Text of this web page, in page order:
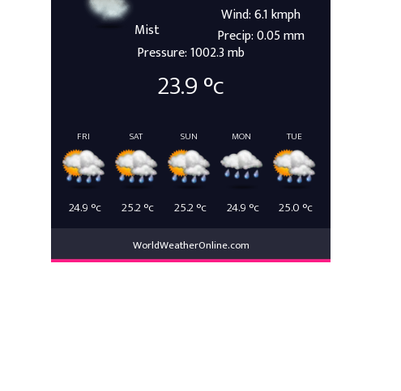
Mist
Wind: 6.1 kmph
Precip: 0.05 mm
Pressure: 1002.3 mb
23.9°c
FRI
24.9 °c
SAT
25.2°c
SUN
25.2°c
MON
24.9 °c
TUE
25.0 °c
WorldWeatherOnline.com